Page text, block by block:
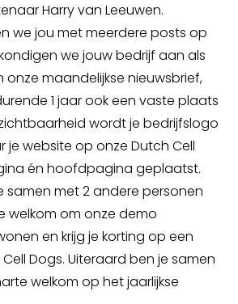
Harry van Leeuwen.
we jou met meerdere posts op
we jouw bedrijf aan als
onze maandelijkse nieuwsbrief,
1 jaar ook een vaste plaats
wordt je bedrijfslogo
je website op onze Dutch Cell
én hoofdpagina geplaatst.
samen met 2 andere personen
welkom om onze demo
en krijg je korting op een
Dogs. Uiteraard ben je samen
welkom op het jaarlijkse